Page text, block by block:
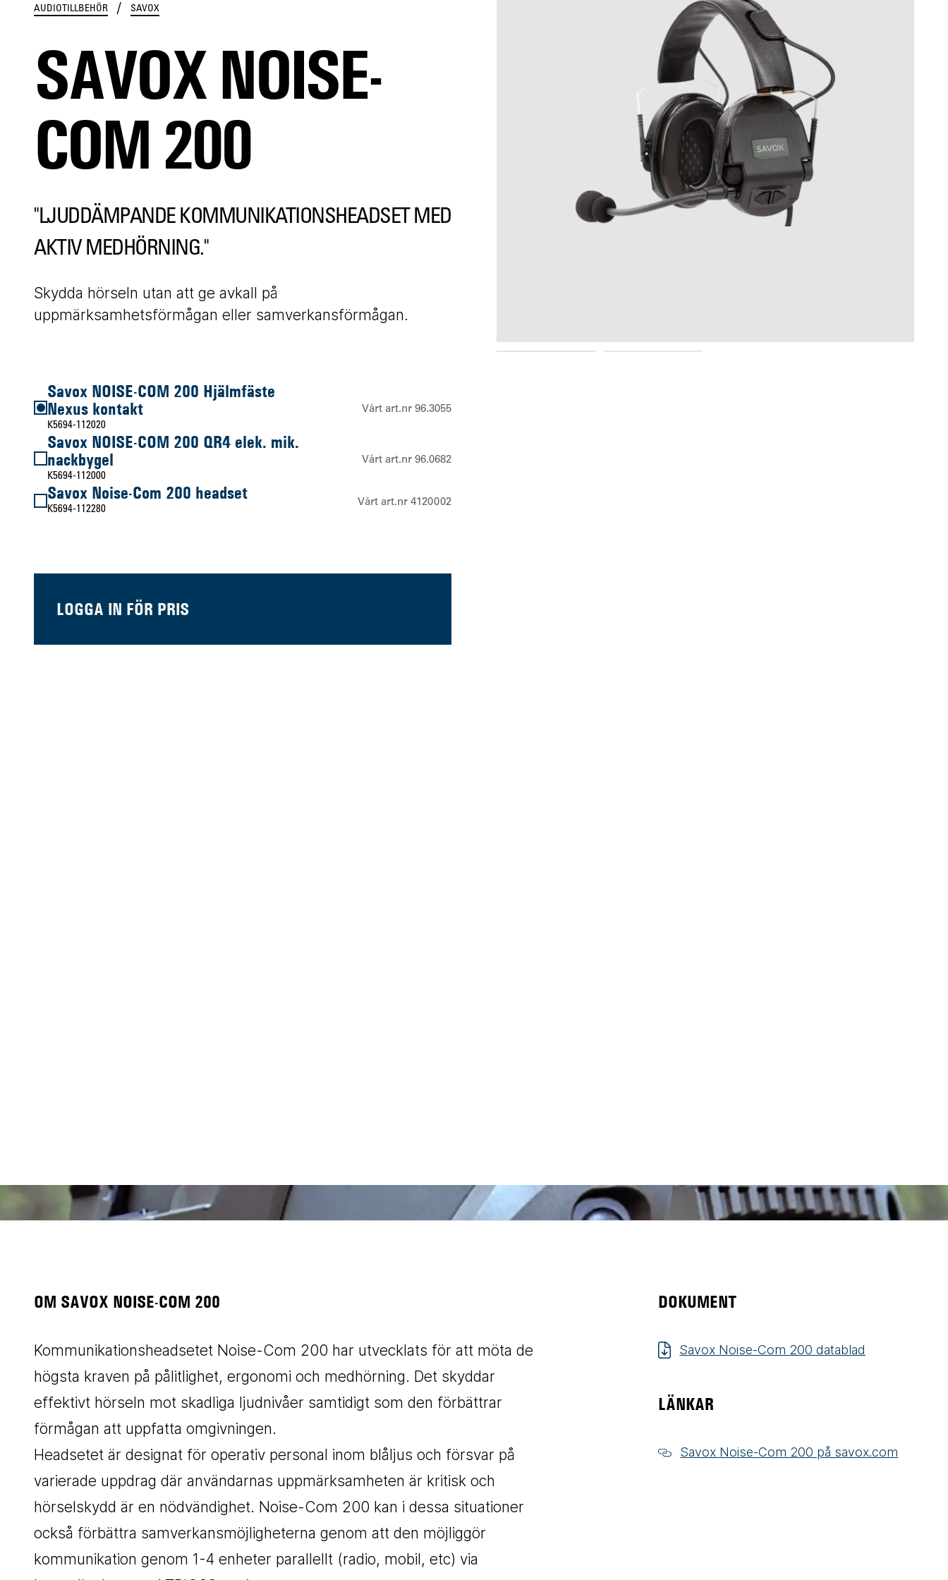
AUDIOTILLBEHÖR / SAVOX
SAVOX NOISE-
COM 200
"LJUDDÄMPANDE KOMMUNIKATIONSHEADSET MED
AKTIV MEDHÖRNING."
Skydda hörseln utan att ge avkall på
uppmärksamhetsförmågan eller samverkansförmågan.
Savox NOISE-COM 200 Hjälmfäste
Nexus kontakt
K5694-112020
Vårt art.nr 96.3055
Savox NOISE-COM 200 QR4 elek. mik.
nackbygel
K5694-112000
Vårt art.nr 96.0682
Savox Noise-Com 200 headset
K5694-112280
Vårt art.nr 4120002
LOGGA IN FÖR PRIS
OM SAVOX NOISE-COM 200
Kommunikationsheadsetet Noise-Com 200 har utvecklats för att möta de
högsta kraven på pålitlighet, ergonomi och medhörning. Det skyddar
effektivt hörseln mot skadliga ljudnivåer samtidigt som den förbättrar
förmågan att uppfatta omgivningen.
Headsetet är designat för operativ personal inom blåljus och försvar på
varierade uppdrag där användarnas uppmärksamheten är kritisk och
hörselskydd är en nödvändighet. Noise-Com 200 kan i dessa situationer
också förbättra samverkansmöjligheterna genom att den möjliggör
kommunikation genom 1-4 enheter parallellt (radio, mobil, etc) via
DOKUMENT
Savox Noise-Com 200 datablad
LÄNKAR
Savox Noise-Com 200 på savox.com